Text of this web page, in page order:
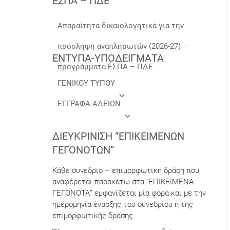
Απαραίτητα δικαιολογητικά για την
πρόσληψη αναπληρωτών (2026-27) –
προγράμματα ΕΣΠΑ – ΠΔΕ
ΕΝΤΥΠΑ-ΥΠΟΔΕΙΓΜΑΤΑ
ΓΕΝΙΚΟΥ ΤΥΠΟΥ
ΕΓΓΡΑΦΑ ΑΔΕΙΩΝ
ΔΙΕΥΚΡΊΝΙΣΗ “ΕΠΙΚΕΊΜΕΝΩΝ
ΓΕΓΟΝΌΤΩΝ”
Κάθε συνέδριο – επιμορφωτική δράση που
αναφέρεται παρακάτω στα “ΕΠΙΚΕΙΜΕΝΑ
ΓΕΓΟΝΟΤΑ” εμφανίζεται μία φορά και με την
ημερομηνία έναρξης του συνεδρίου ή της
επιμορφωτικής δράσης.